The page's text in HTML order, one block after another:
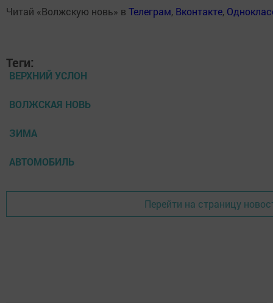
Читай «Волжскую новь» в Телеграм, Вконтакте,
Теги:
ВЕРХНИЙ УСЛОН
ВОЛЖСКАЯ НОВЬ
ЗИМА
АВТОМОБИЛЬ
Перейти на страницу